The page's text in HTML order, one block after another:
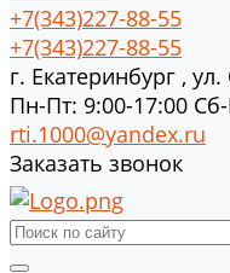
+7(343)227-88-55
+7(343)227-88-55
г. Екатеринбург , ул.
Пн-Пт: 9:00-17:00
rti.1000@yandex.ru
Заказать звонок